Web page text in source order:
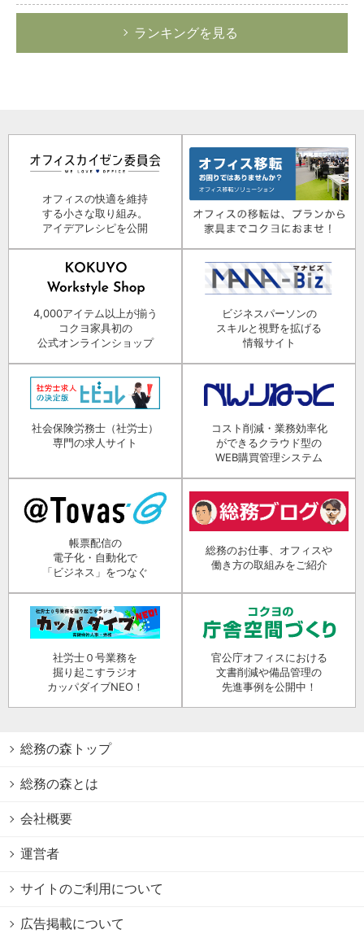
ランキングを見る
オフィスの快適を維持
する小さな取り組み。
アイデアレシピを公開
4,000アイテム以上が揃う
コクヨ家具初の
公式オンラインショップ
ビジネスパーソンの
スキルと視野を拡げる
情報サイト
社会保険労務士（社労士）
専門の求人サイト
コスト削減・業務効率化
ができるクラウド型の
WEB購買管理システム
帳票配信の
電子化・自動化で
「ビジネス」をつなぐ
総務のお仕事、オフィスや
働き方の取組みをご紹介
社労士０号業務を
掘り起こすラジオ
カッパダイブNEO！
官公庁オフィスにおける
文書削減や備品管理の
先進事例を公開中！
総務の森トップ
総務の森とは
会社概要
運営者
サイトのご利用について
広告掲載について